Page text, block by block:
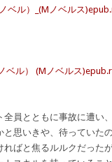
ベル）_(Mノベルス
ベル） (Mノベルス
員とともに事故に遭い
思いきや、待っていた
ばと焦るルルクだった